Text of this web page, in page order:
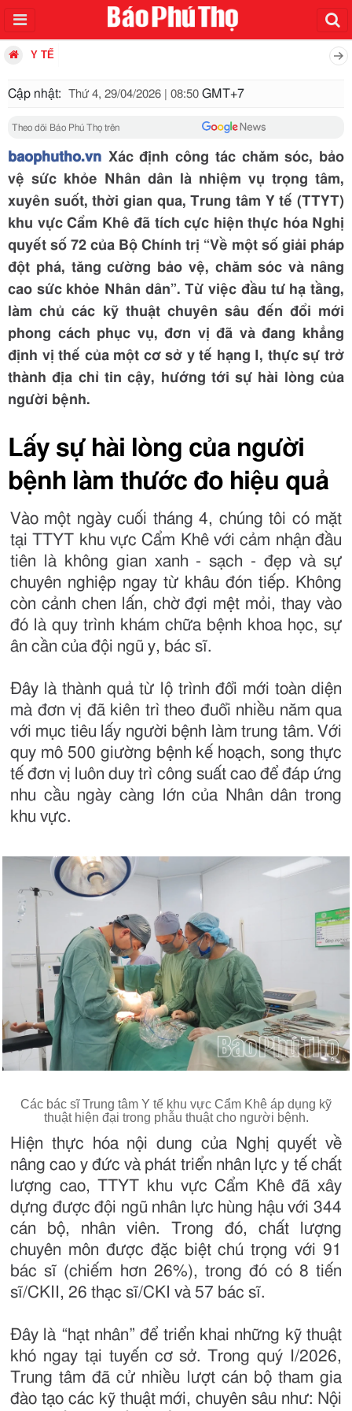
Y TẾ
Cập nhật: Thứ 4, 29/04/2026 | 08:50 GMT+7
Theo dõi Báo Phú Thọ trên
baophutho.vn Xác định công tác chăm sóc, bảo
vệ sức khỏe Nhân dân là nhiệm vụ trọng tâm,
xuyên suốt, thời gian qua, Trung tâm Y tế (TTYT)
khu vực Cẩm Khê đã tích cực hiện thực hóa Nghị
quyết số 72 của Bộ Chính trị “Về một số giải pháp
đột phá, tăng cường bảo vệ, chăm sóc và nâng
cao sức khỏe Nhân dân”. Từ việc đầu tư hạ tầng,
làm chủ các kỹ thuật chuyên sâu đến đổi mới
phong cách phục vụ, đơn vị đã và đang khẳng
định vị thế của một cơ sở y tế hạng I, thực sự trở
thành địa chỉ tin cậy, hướng tới sự hài lòng của
người bệnh.
Lấy sự hài lòng của người
bệnh làm thước đo hiệu quả
Vào một ngày cuối tháng 4, chúng tôi có mặt
tại TTYT khu vực Cẩm Khê với cảm nhận đầu
tiên là không gian xanh - sạch - đẹp và sự
chuyên nghiệp ngay từ khâu đón tiếp. Không
còn cảnh chen lấn, chờ đợi mệt mỏi, thay vào
đó là quy trình khám chữa bệnh khoa học, sự
ân cần của đội ngũ y, bác sĩ.
Đây là thành quả từ lộ trình đổi mới toàn diện
mà đơn vị đã kiên trì theo đuổi nhiều năm qua
với mục tiêu lấy người bệnh làm trung tâm. Với
quy mô 500 giường bệnh kế hoạch, song thực
tế đơn vị luôn duy trì công suất cao để đáp ứng
nhu cầu ngày càng lớn của Nhân dân trong
khu vực.
Các bác sĩ Trung tâm Y tế khu vực Cẩm Khê áp dụng kỹ
thuật hiện đại trong phẫu thuật cho người bệnh.
Hiện thực hóa nội dung của Nghị quyết về
nâng cao y đức và phát triển nhân lực y tế chất
lượng cao, TTYT khu vực Cẩm Khê đã xây
dựng được đội ngũ nhân lực hùng hậu với 344
cán bộ, nhân viên. Trong đó, chất lượng
chuyên môn được đặc biệt chú trọng với 91
bác sĩ (chiếm hơn 26%), trong đó có 8 tiến
sĩ/CKII, 26 thạc sĩ/CKI và 57 bác sĩ.
Đây là “hạt nhân” để triển khai những kỹ thuật
khó ngay tại tuyến cơ sở. Trong quý I/2026,
Trung tâm đã cử nhiều lượt cán bộ tham gia
đào tạo các kỹ thuật mới, chuyên sâu như: Nội